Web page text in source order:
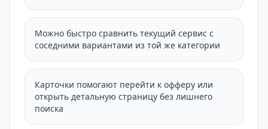
Можно быстро сравнить текущий сервис с
соседними вариантами из той же категории
Карточки помогают перейти к офферу или
открыть детальную страницу без лишнего
поиска